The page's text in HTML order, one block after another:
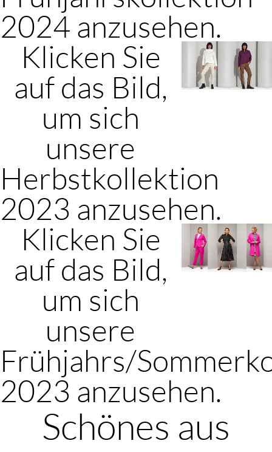
2024 anzusehen.
Klicken Sie
auf das Bild,
um sich
unsere
Herbstkollektion
2023 anzusehen.
Klicken Sie
auf das Bild,
um sich
unsere
Frühjahrs/
2023 anzusehen.
Schönes aus